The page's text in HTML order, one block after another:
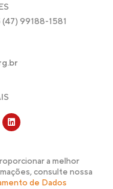
(47) 99188-1581
a melhor
consulte nossa
de Dados